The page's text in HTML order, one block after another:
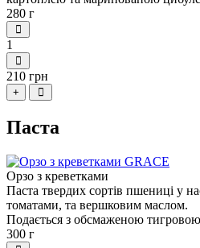
280 г
1
210 грн
+
Паста
Орзо з креветками
Паста твердих сортів пшениці у
томатами, та вершковим маслом.
Подається з обсмаженою
300 г